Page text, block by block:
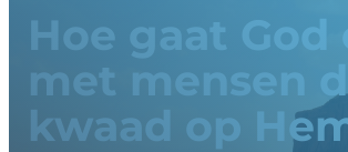
Hoe gaat God
met mensen
kwaad op